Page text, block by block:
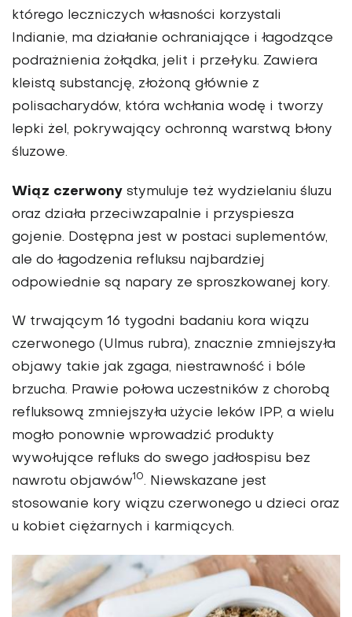
którego leczniczych własności korzystali
Indianie, ma działanie ochraniające i łagodzące
podrażnienia żołądka, jelit i przełyku. Zawiera
kleistą substancję, złożoną głównie z
polisacharydów, która wchłania wodę i tworzy
lepki żel, pokrywający ochronną warstwą błony
śluzowe.
Wiąz czerwony stymuluje też wydzielaniu śluzu
oraz działa przeciwzapalnie i przyspiesza
gojenie. Dostępna jest w postaci suplementów,
ale do łagodzenia refluksu najbardziej
odpowiednie są napary ze sproszkowanej kory.
W trwającym 16 tygodni badaniu kora wiązu
czerwonego (Ulmus rubra), znacznie zmniejszyła
objawy takie jak zgaga, niestrawność i bóle
brzucha. Prawie połowa uczestników z chorobą
refluksową zmniejszyła użycie leków IPP, a wielu
mogło ponownie wprowadzić produkty
wywołujące refluks do swego jadłospisu bez
nawrotu objawów10. Niewskazane jest
stosowanie kory wiązu czerwonego u dzieci oraz
u kobiet ciężarnych i karmiących.